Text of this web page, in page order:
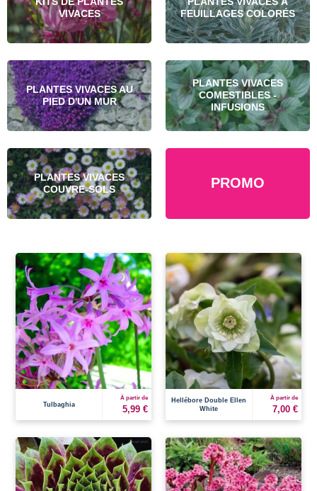
Tulbaghia
À partir de
5,99 €
Hellébore Double Ellen
White
À partir de
7,00 €
VIVACES
FEUILLAGES COLORÉS
PLANTES VIVACES AU
PIED D'UN MUR
PLANTES VIVACES
COMESTIBLES -
INFUSIONS
PLANTES VIVACES
COUVRE-SOLS
PROMO